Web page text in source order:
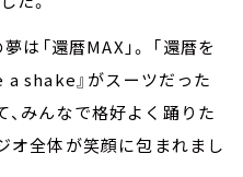
「還暦MAX」。 「還暦を
a shake』がスーツだった
、みんなで格好よく踊りた
オ全体が笑顔に包まれまし